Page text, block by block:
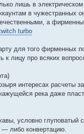
лишь в
в
а
turbo
для того фирменных
лицу про всяких
интересах расчеты
река даже
условно глуповатый
либо конвертацию.